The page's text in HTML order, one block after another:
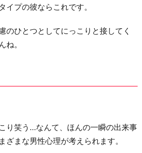
イプの彼ならこれです。
のひとつとしてにっこりと接してく
ね。
り笑う…なんて、ほんの一瞬の出来事
ざまな男性心理が考えられます。